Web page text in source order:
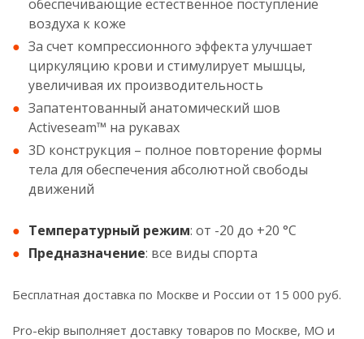
обеспечивающие естественное поступление
воздуха к коже
За счет компрессионного эффекта улучшает
циркуляцию крови и стимулирует мышцы,
увеличивая их производительность
Запатентованный анатомический шов
Activeseam™ на рукавах
3D конструкция – полное повторение формы
тела для обеспечения абсолютной свободы
движений
Температурный режим: от -20 до +20 °С
Предназначение: все виды спорта
Бесплатная доставка по Москве и России от 15 000 руб.
Pro-ekip выполняет доставку товаров по Москве, МО и